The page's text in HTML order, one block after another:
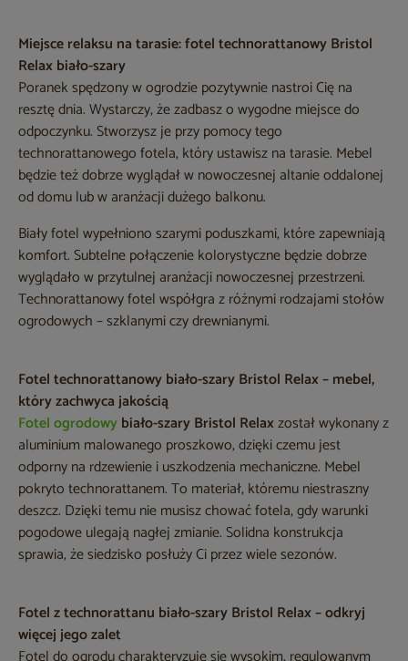
Miejsce relaksu na tarasie: fotel technorattanowy Bristol
Relax biało-szary
Poranek spędzony w ogrodzie pozytywnie nastroi Cię na
resztę dnia. Wystarczy, że zadbasz o wygodne miejsce do
odpoczynku. Stworzysz je przy pomocy tego
technorattanowego fotela, który ustawisz na tarasie. Mebel
będzie też dobrze wyglądał w nowoczesnej altanie oddalonej
od domu lub w aranżacji dużego balkonu.
Biały fotel wypełniono szarymi poduszkami, które zapewniają
komfort. Subtelne połączenie kolorystyczne będzie dobrze
wyglądało w przytulnej aranżacji nowoczesnej przestrzeni.
Technorattanowy fotel współgra z różnymi rodzajami stołów
ogrodowych – szklanymi czy drewnianymi.
Fotel technorattanowy biało-szary Bristol Relax – mebel,
który zachwyca jakością
Fotel ogrodowybiało-szary Bristol Relaxzostał wykonany z
aluminium malowanego proszkowo, dzięki czemu jest
odporny na rdzewienie i uszkodzenia mechaniczne. Mebel
pokryto technorattanem. To materiał, któremu niestraszny
deszcz. Dzięki temu nie musisz chować fotela, gdy warunki
pogodowe ulegają nagłej zmianie. Solidna konstrukcja
sprawia, że siedzisko posłuży Ci przez wiele sezonów.
Fotel z technorattanu biało-szary Bristol Relax – odkryj
więcej jego zalet